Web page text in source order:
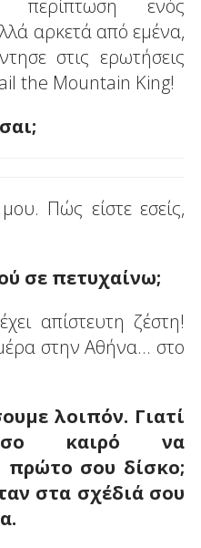
ενός
αρκετά από εμένα,
στις ερωτήσεις
the Mountain King!
Πώς είστε εσείς,
σε πετυχαίνω;
απίστευτη ζέστη!
στην Αθήνα... στο
λοιπόν. Γιατί
καιρό να
πρώτο σου δίσκο;
στα σχέδιά σου